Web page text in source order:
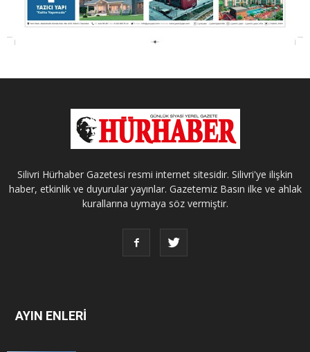
Silivri Hürhaber Gazetesi resmi internet sitesidir. Silivri'ye ilişkin
haber, etkinlik ve duyurular yayınlar. Gazetemiz Basın ilke ve ahlak
kurallarına uymaya söz vermiştir.
AYIN ENLERİ